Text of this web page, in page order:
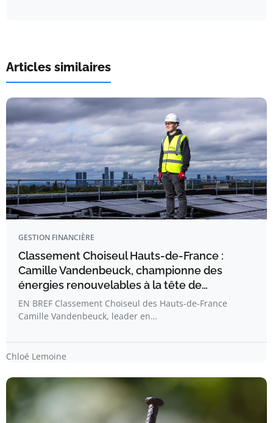
Articles similaires
GESTION FINANCIÈRE
Classement Choiseul Hauts-de-France :
Camille Vandenbeuck, championne des
énergies renouvelables à la tête de…
EN BREF Classement Choiseul des Hauts-de-France
Camille Vandenbeuck, leader en…
Chloé Lemoine